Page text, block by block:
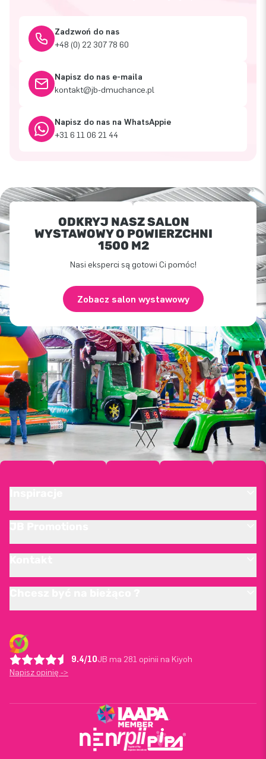
Zadzwoń do nas
+48 (0) 22 307 78 60
Napisz do nas e-maila
kontakt@jb-dmuchance.pl
Napisz do nas na WhatsAppie
+31 6 11 06 21 44
ODKRYJ NASZ SALON
WYSTAWOWY O POWIERZCHNI
1500 M2
Nasi eksperci są gotowi Ci pomóc!
Zobacz salon wystawowy
9.4/10JB ma 281 opinii na Kiyoh
Napisz opinię ->